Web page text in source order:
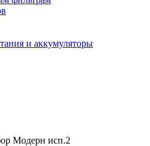
и аккумуляторы
Модерн исп.2